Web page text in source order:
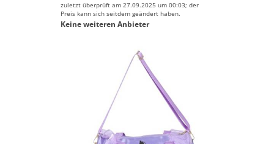
zuletzt überprüft am 27.09.2025 um 00:03; der
Preis kann sich seitdem geändert haben.
Keine weiteren Anbieter